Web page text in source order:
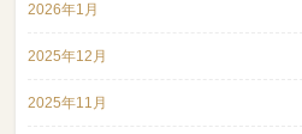
2026年1月
2025年12月
2025年11月